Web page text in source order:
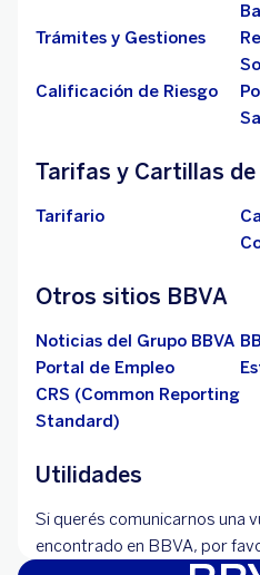
Trámites y Gestiones
Calificación de Riesgo
Tarifas y Cartillas
Tarifario
Otros sitios BBVA
Noticias del Grupo BBVA
Portal de Empleo
CRS (Common Reporting
Standard)
Utilidades
Si querés comunicarnos una
encontrado en BBVA, por